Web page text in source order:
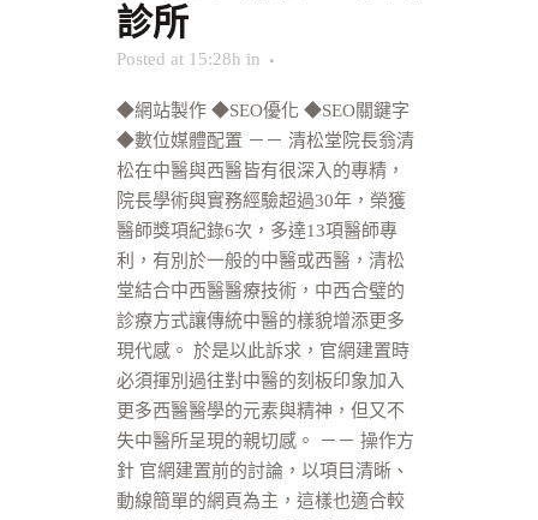
診所
Posted at 15:28h in
◆網站製作 ◆SEO優化 ◆SEO關鍵字
◆數位媒體配置 －－ 清松堂院長翁清
松在中醫與西醫皆有很深入的專精，
院長學術與實務經驗超過30年，榮獲
醫師獎項紀錄6次，多達13項醫師專
利，有別於一般的中醫或西醫，清松
堂結合中西醫醫療技術，中西合璧的
診療方式讓傳統中醫的樣貌增添更多
現代感。 於是以此訴求，官網建置時
必須揮別過往對中醫的刻板印象加入
更多西醫醫學的元素與精神，但又不
失中醫所呈現的親切感。 －－ 操作方
針 官網建置前的討論，以項目清晰、
動線簡單的網頁為主，這樣也適合較